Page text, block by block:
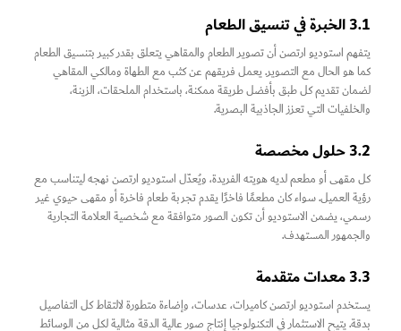
3.1 الخبرة في تنسيق الطعام
يتفهم استوديو ارتصن أن تصوير الطعام والمقاهي يتعلق بقدر كبير بتنسيق الطعام
كما هو الحال مع التصوير. يعمل فريقهم عن كثب مع الطهاة ومالكي المقاهي
لضمان تقديم كل طبق بأفضل طريقة ممكنة، باستخدام الملحقات، الزينة،
والخلفيات التي تعزز الجاذبية البصرية.
3.2 حلول مخصصة
كل مقهى أو مطعم لديه هويته الفريدة، ويُعدّل استوديو ارتصن نهجه ليتناسب مع
رؤية العميل. سواء كان مطعمًا فاخرًا يقدم تجربة طعام فاخرة أو مقهى حيوي غير
رسمي، يضمن الاستوديو أن تكون الصور متوافقة مع شخصية العلامة التجارية
والجمهور المستهدف.
3.3 معدات متقدمة
يستخدم استوديو ارتصن كاميرات، عدسات، وإضاءة متطورة لالتقاط كل التفاصيل
بدقة. يتيح الاستثمار في التكنولوجيا إنتاج صور عالية الدقة مثالية لكل من الوسائط